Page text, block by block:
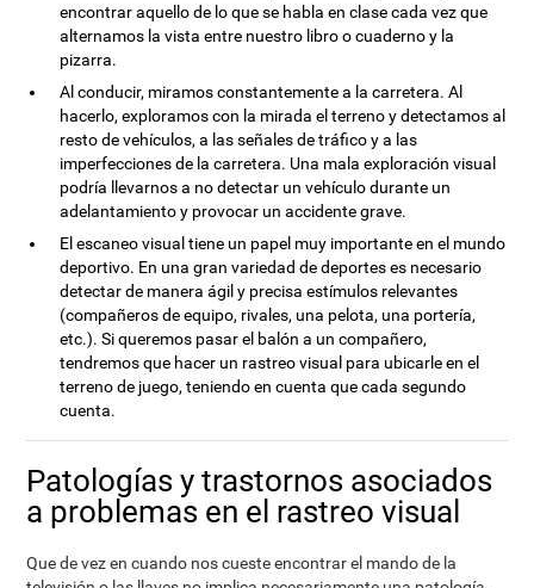
encontrar aquello de lo que se habla en clase cada vez que
alternamos la vista entre nuestro libro o cuaderno y la
pizarra.
Al conducir, miramos constantemente a la carretera. Al
hacerlo, exploramos con la mirada el terreno y detectamos al
resto de vehículos, a las señales de tráfico y a las
imperfecciones de la carretera. Una mala exploración visual
podría llevarnos a no detectar un vehículo durante un
adelantamiento y provocar un accidente grave.
El escaneo visual tiene un papel muy importante en el mundo
deportivo. En una gran variedad de deportes es necesario
detectar de manera ágil y precisa estímulos relevantes
(compañeros de equipo, rivales, una pelota, una portería,
etc.). Si queremos pasar el balón a un compañero,
tendremos que hacer un rastreo visual para ubicarle en el
terreno de juego, teniendo en cuenta que cada segundo
cuenta.
Patologías y trastornos asociados
a problemas en el rastreo visual
Que de vez en cuando nos cueste encontrar el mando de la